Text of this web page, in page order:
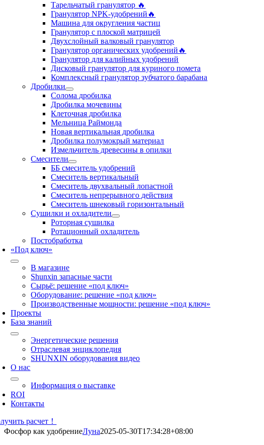
Тарельчатый гранулятор ‍🔥
Гранулятор NPK-удобрений🔥
Машина для округления частиц
Гранулятор с плоской матрицей
Двухслойный валковый гранулятор
Гранулятор органических удобрений🔥
Гранулятор для калийных удобрений
Дисковый гранулятор для куриного помета
Комплексный гранулятор зубчатого барабана
Дробилки
Солома дробилка
Дробилка мочевины
Клеточная дробилка
Мельница Раймонда
Новая вертикальная дробилка
Дробилка полумокрый материал
Измельчитель древесины в опилки
Смесители
ББ смеситель удобрений
Смеситель вертикальный
Смеситель двухвальный лопастной
Смеситель непрерывного действия
Смеситель шнековый горизонтальный
Сушилки и охладители
Роторная сушилка
Ротационный охладитель
Постобработка
«Под ключ»
В магазине
Shunxin запасные части
Сырьё: решение «под ключ»
Оборудование: решение «под ключ»
Производственные мощности: решение «под ключ»
Проекты
База знаний
Энергетические решения
Отраслевая энциклопедия
SHUNXIN оборудования видео
О нас
Информация о выставке
ROI
Контакты
расчет！
Фосфор как удобрениеЛуна2025-05-30T17:34:28+08:00